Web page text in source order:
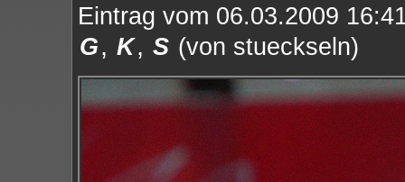
Eintrag vom 06.03.2009
G, K, S (von stueckseln)